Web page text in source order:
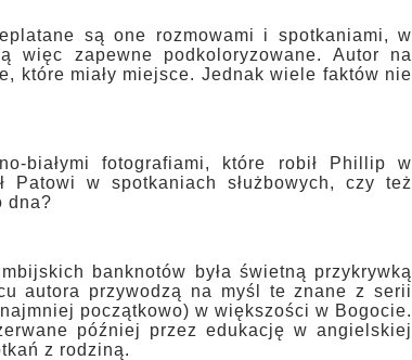
są one rozmowami i spotkaniami, w
więc zapewne podkoloryzowane. Autor na
które miały miejsce. Jednak wiele faktów nie
białymi fotografiami, które robił Phillip w
w spotkaniach służbowych, czy też
dna?
banknotów była świetną przykrywką
autora przywodzą na myśl te znane z serii
początkowo) w większości w Bogocie.
później przez edukację w angielskiej
z rodziną.